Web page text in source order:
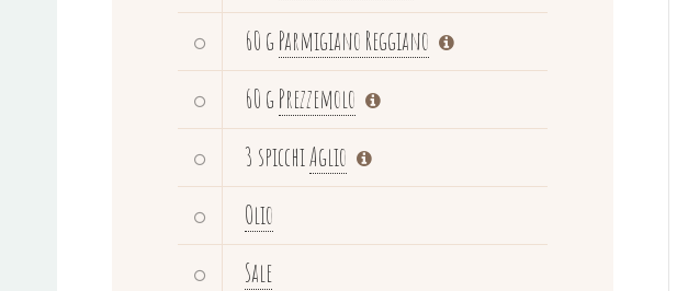
60 g Parmigiano Reggiano
60 g Prezzemolo
3 spicchiAglio
Olio
Sale